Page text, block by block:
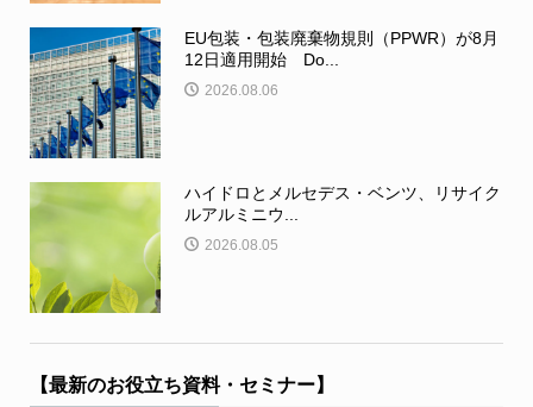
EU包装・包装廃棄物規則（PPWR）が8月
12日適用開始 Do...
2026.08.06
ハイドロとメルセデス・ベンツ、リサイク
ルアルミニウ...
2026.08.05
【最新のお役立ち資料・セミナー】